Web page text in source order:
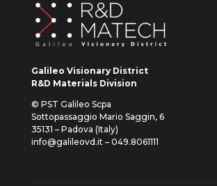
Galileo Visionary District
R&D Materials Division
© PST Galileo Scpa
Sottopassaggio Mario Saggin, 6
35131 – Padova (Italy)
info@galileovd.it – 049.8061111